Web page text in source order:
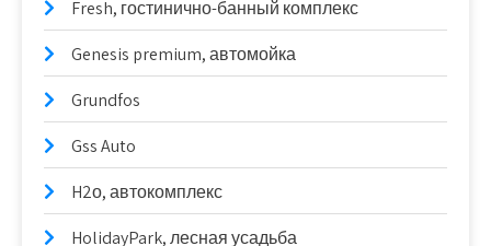
Fresh, гостинично-банный комплекс
Genesis premium, автомойка
Grundfos
Gss Auto
H2о, автокомплекс
HolidayPark, лесная усадьба